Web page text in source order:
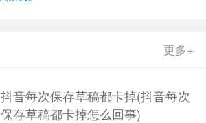
更多+
抖音每次保存草稿都卡掉(抖音每次
保存草稿都卡掉怎么回事)